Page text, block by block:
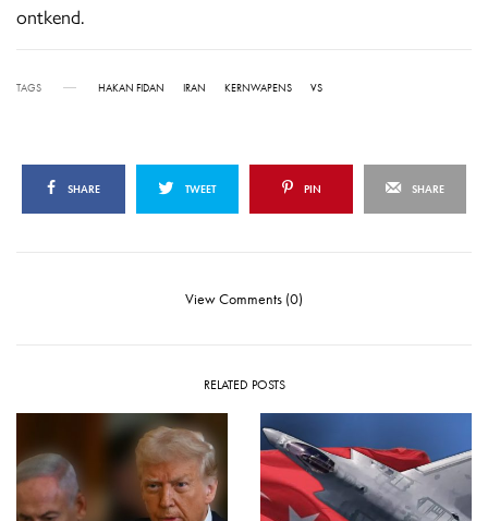
ontkend.
TAGS HAKAN FIDAN IRAN KERNWAPENS VS
SHARE TWEET PIN SHARE
View Comments (0)
RELATED POSTS